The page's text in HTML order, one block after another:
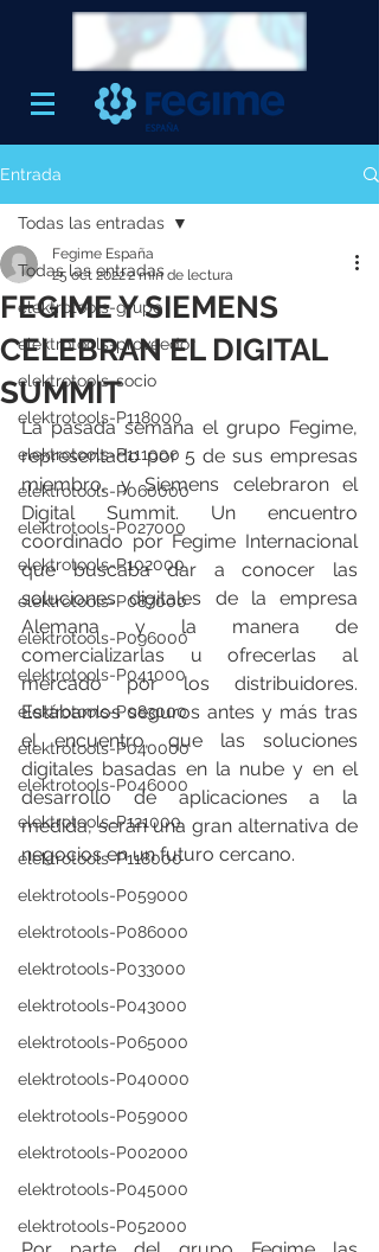
Entrada
Todas las entradas
elektrotools-grupo
elektrotools-proveedor
elektrotools-socio
elektrotools-P118000
elektrotools-P111000
elektrotools-P060000
elektrotools-P027000
elektrotools-P102000
elektrotools-P087000
elektrotools-P096000
elektrotools-P041000
elektrotools-P083000
elektrotools-P040000
elektrotools-P046000
elektrotools-P121000
elektrotools-P118000
elektrotools-P059000
elektrotools-P086000
elektrotools-P033000
elektrotools-P043000
elektrotools-P065000
elektrotools-P040000
elektrotools-P059000
elektrotools-P002000
elektrotools-P045000
elektrotools-P052000
Todas las entradas
FEGIME Y SIEMENS
CELEBRAN EL DIGITAL
SUMMIT
Fegime España
25 oct 20222 min de lectura
La pasada semana el grupo Fegime,
representado por 5 de sus empresas
miembro, y Siemens celebraron el
Digital Summit. Un encuentro
coordinado por Fegime Internacional
que buscaba dar a conocer las
soluciones digitales de la empresa
Alemana y la manera de
comercializarlas u ofrecerlas al
mercado por los distribuidores.
Estábamos seguros antes y más tras
el encuentro, que las soluciones
digitales basadas en la nube y en el
desarrollo de aplicaciones a la
medida, serán una gran alternativa de
negocios en un futuro cercano.